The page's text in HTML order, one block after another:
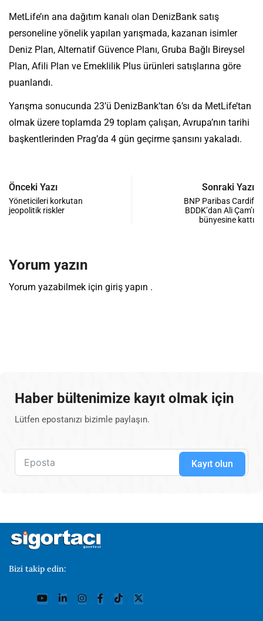
MetLife’ın ana dağıtım kanalı olan DenizBank satış
personeline yönelik yapılan yarışmada, kazanan isimler
Deniz Plan, Alternatif Güvence Planı, Gruba Bağlı Bireysel
Plan, Afili Plan ve Emeklilik Plus ürünleri satışlarına göre
puanlandı.
Yarışma sonucunda 23’ü DenizBank’tan 6’sı da MetLife’tan
olmak üzere toplamda 29 toplam çalışan, Avrupa’nın tarihi
başkentlerinden Prag’da 4 gün geçirme şansını yakaladı.
Önceki Yazı
Yöneticileri korkutan
jeopolitik riskler
Sonraki Yazı
BNP Paribas Cardif
BDDK’dan Ali Çam’ı
bünyesine kattı
Yorum yazın
Yorum yazabilmek için giriş yapın .
Haber bültenimize kayıt olmak için
Lütfen epostanızı bizimle paylaşın.
Kayıt olun
Bizi takip edin: